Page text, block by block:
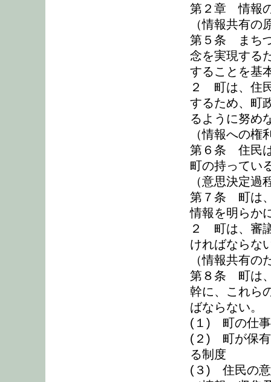
第２章 情報
（情報共有の
第５条 まち
念を実現する
することを基
２ 町は、住
するため、町
るように努め
（情報への権
第６条 住民
町の持ってい
（意思決定過
第７条 町は
情報を明らか
２ 町は、審
ければならな
（情報共有の
第８条 町は
幹に、これら
ばならない。
(１) 町の仕事
(２) 町が保有
る制度
(３) 住民の意